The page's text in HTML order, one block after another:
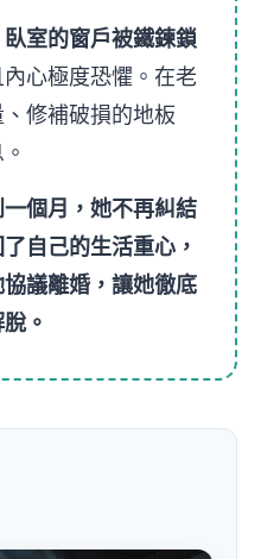
臥室的窗戶被鐵鍊鎖
心極度恐懼。在老
修補破損的地板
個月，她不再糾結
自己的生活重心，
議離婚，讓她徹底
。